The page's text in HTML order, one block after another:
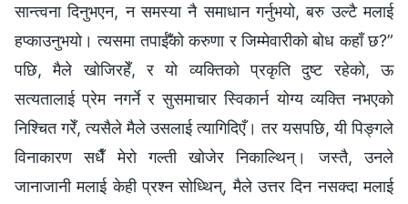
सान्त्वना दिनुभएन, न समस्या नै समाधान गर्नुभयो, बरु उल्टै मलाई
हप्काउनुभयो। त्यसमा तपाईँको करुणा र जिम्मेवारीको बोध कहाँ छ?”
पछि, मैले खोजिरहेँ, र यो व्यक्तिको प्रकृति दुष्ट रहेको, ऊ
सत्यतालाई प्रेम नगर्ने र सुसमाचार स्विकार्न योग्य व्यक्ति नभएको
निश्चित गरेँ, त्यसैले मैले उसलाई त्यागिदिएँ। तर यसपछि, यी पिङ्गले
विनाकारण सधैँ मेरो गल्ती खोजेर निकाल्थिन्। जस्तै, उनले
जानाजानी मलाई केही प्रश्न सोध्थिन्, मैले उत्तर दिन नसक्दा मलाई